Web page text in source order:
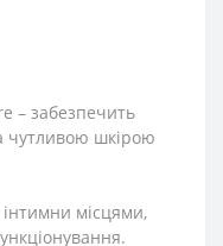
– забезпечить
чутливою шкірою
інтимни місцями,